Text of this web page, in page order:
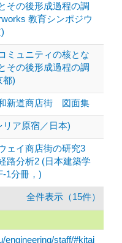
その後形成過程の調
教育シンポジウ
ミュニティの核とな
その後形成過程の調
都)
新道商店街 図面集
ア原宿／日本)
ェイ商店街の研究3
路分析2 (日本建築学
1分冊，)
全件表示（15件）
engineering/staff/#kitai